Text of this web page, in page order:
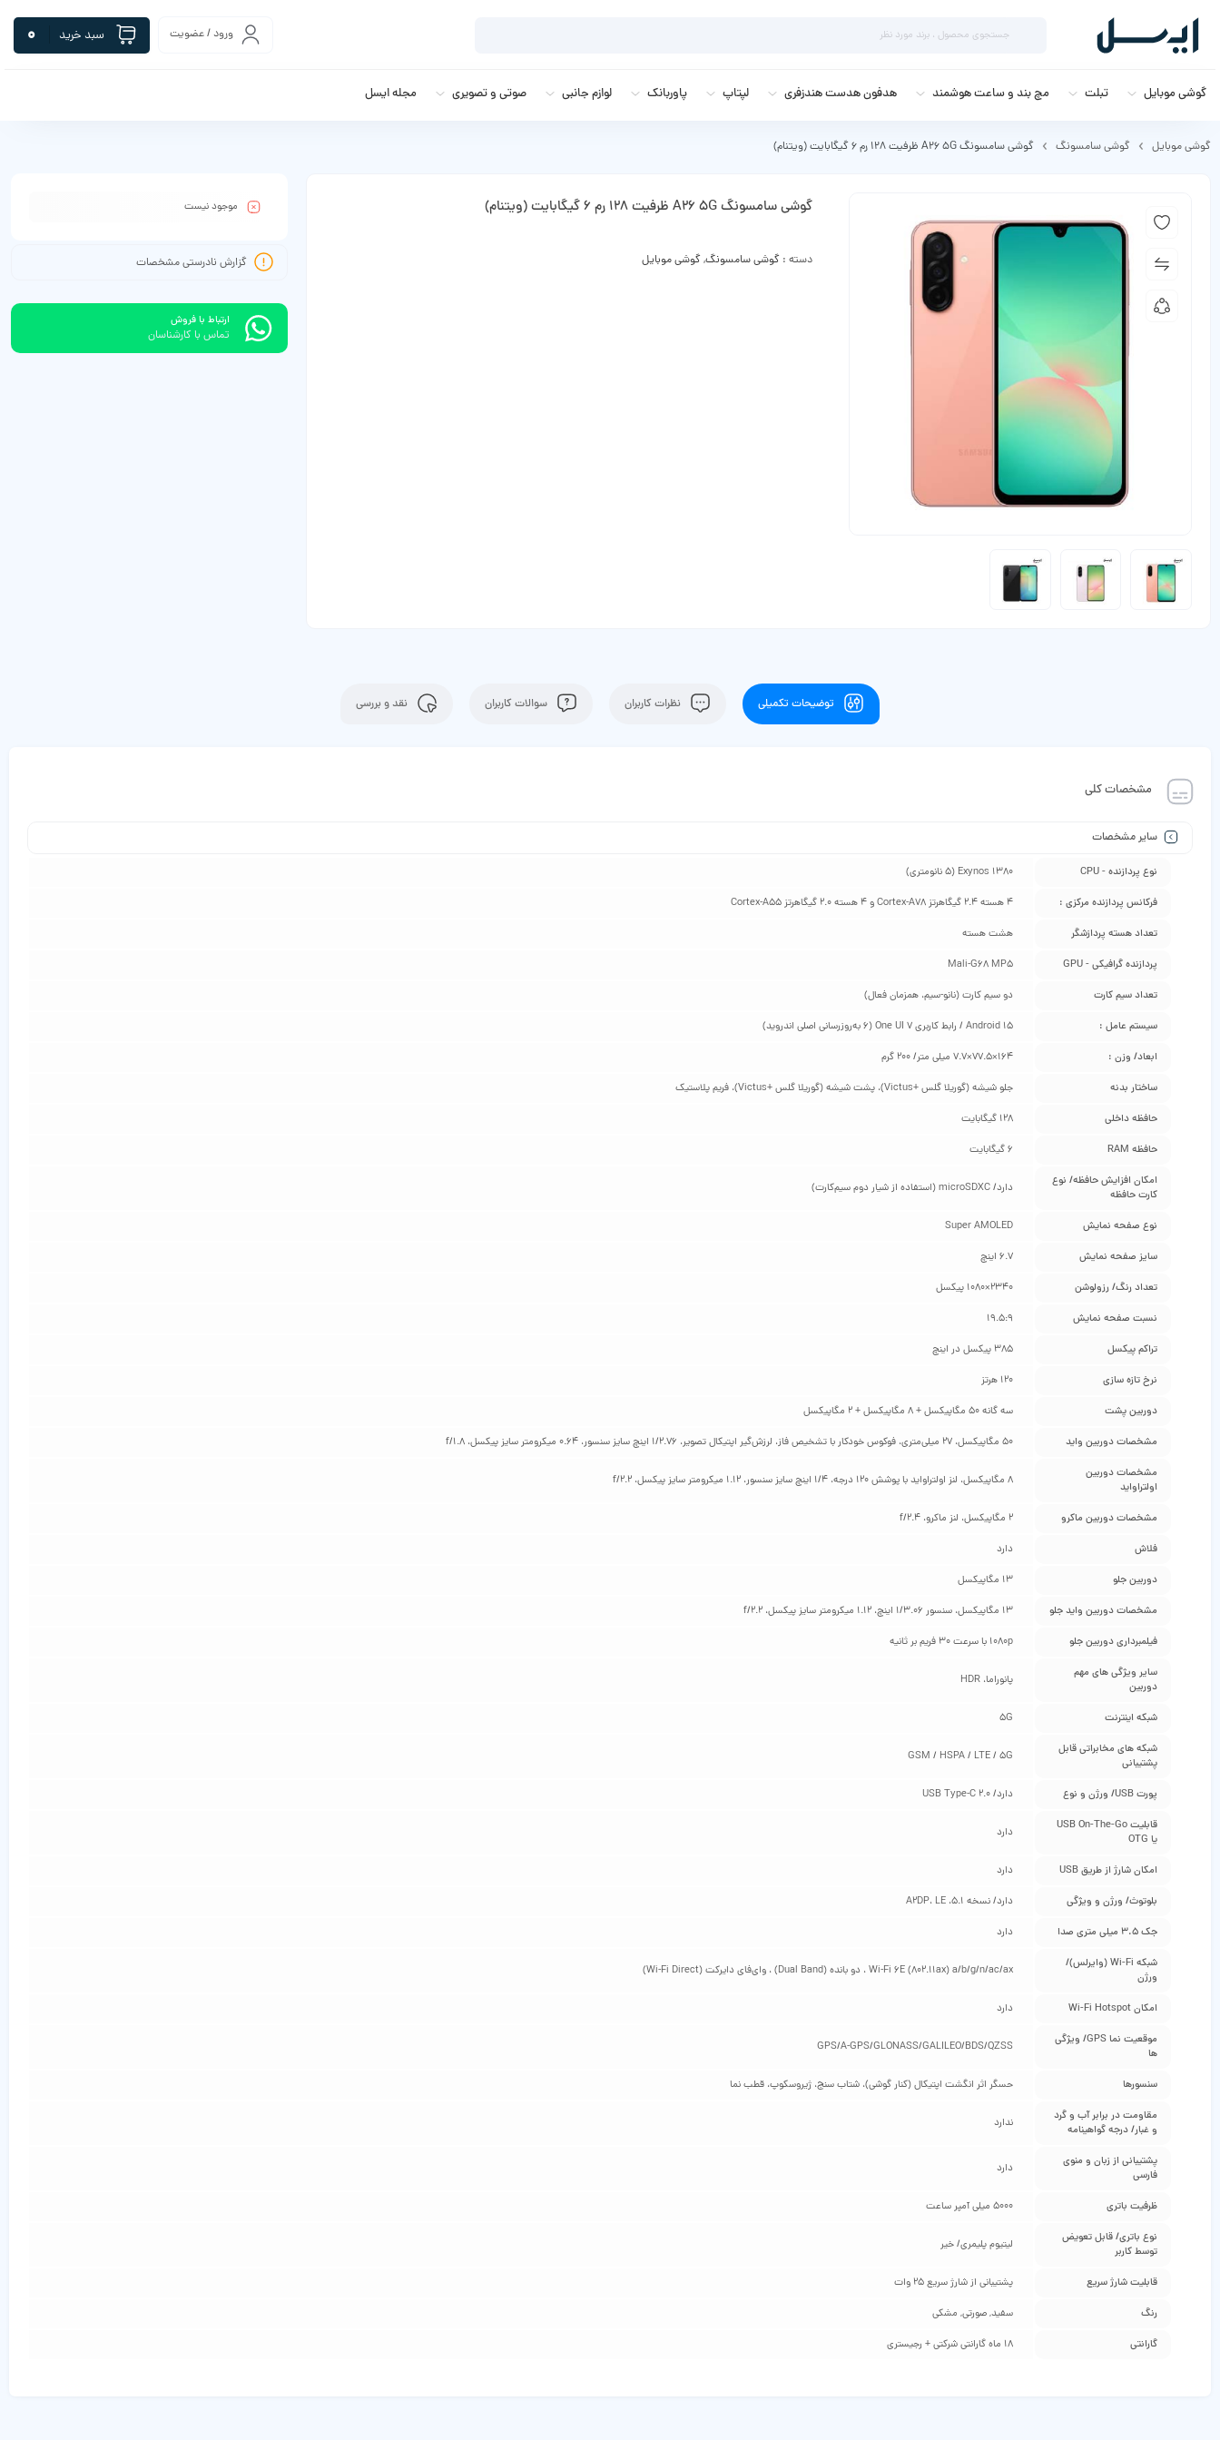
ورود / عضویت سبد خرید 0
گوشی موبایل تبلت مچ بند و ساعت هوشمند هدفون هدست هندزفری لپتاپ پاوربانک لوازم جانبی صوتی و تصویری مجله ایسل
گوشی موبایل گوشی سامسونگ گوشی سامسونگ A26 5G ظرفیت 128 رم 6 گیگابایت (ویتنام)
گوشی سامسونگ A26 5G ظرفیت 128 رم 6 گیگابایت (ویتنام)
دسته : گوشی سامسونگ,گوشی موبایل
موجود نیست
گزارش نادرستی مشخصات
ارتباط با فروش
تماس با کارشناسان
توضیحات تکمیلی نظرات کاربران سوالات کاربران نقد و بررسی
مشخصات کلی
سایر مشخصات
نوع پردازنده - CPU Exynos 1380 (5 نانومتری)
فرکانس پردازنده مرکزی : 4 هسته 2.4 گیگاهرتز Cortex-A78 و 4 هسته 2.0 گیگاهرتز Cortex-A55
تعداد هسته پردازشگر هشت هسته
پردازنده گرافیکی - GPU Mali-G68 MP5
تعداد سیم کارت دو سیم‌ کارت (نانو-سیم، همزمان فعال)
سیستم عامل : Android 15 / رابط کاربری One UI 7 (6 به‌روزرسانی اصلی اندروید)
ابعاد/ وزن : 164×77.5×7.7 میلی متر/ 200 گرم
ساختار بدنه جلو شیشه (گوریلا گلس +Victus)، پشت شیشه (گوریلا گلس +Victus)، فریم پلاستیک
حافظه داخلی 128 گیگابایت
حافظه RAM 6 گیگابایت
امکان افزایش حافظه/ نوع
کارت حافظه
دارد/ microSDXC (استفاده‌ از شیار دوم سیم‌کارت)
نوع صفحه نمایش Super AMOLED
سایز صفحه نمایش 6.7 اینچ
تعداد رنگ/ رزولوشن 2340×1080 پیکسل
نسبت صفحه نمایش 19.5:9
تراکم پیکسل 385 پیکسل در اینچ
نرخ تازه‌ سازی 120 هرتز
دوربین پشت سه گانه 50 مگاپیکسل + 8 مگاپیکسل + 2 مگاپیکسل
مشخصات دوربین واید 50 مگاپیکسل، 27 میلی‌متری، فوکوس خودکار با تشخیص فاز، لرزش‌گیر اپتیکال تصویر، 1/2.76 اینچ سایز سنسور، 0.64 میکرومتر سایز پیکسل، f/1.8
مشخصات دوربین
اولتراواید
8 مگاپیکسل، لنز اولتراواید با پوشش 120 درجه، 1/4 اینچ سایز سنسور، 1.12 میکرومتر سایز پیکسل، f/2.2
مشخصات دوربین ماکرو 2 مگاپیکسل، لنز ماکرو، f/2.4
فلاش دارد
دوربین جلو 13 مگاپیکسل
مشخصات دوربین واید جلو 13 مگاپیکسل، سنسور 1/3.06 اینچ، 1.12 میکرومتر سایز پیکسل، f/2.2
فیلمبرداری دوربین جلو 1080p با سرعت 30 فریم بر ثانیه
سایر ویژگی‌ های مهم
دوربین
پانوراما، HDR
شبکه اینترنت 5G
شبکه‌ های مخابراتی قابل
پشتیبانی
GSM / HSPA / LTE / 5G
پورت USB/ ورژن و نوع دارد/ USB Type-C 2.0
قابلیت USB On-The-Go
یا OTG
دارد
امکان شارژ از طریق USB دارد
بلوتوث/ ورژن و ویژگی دارد/ نسخه 5.1، A2DP، LE
جک 3.5 میلی متری صدا دارد
شبکه Wi-Fi (وایرلس)/
ورژن
Wi-Fi 6E (802.11ax) a/b/g/n/ac/ax ، دو بانده (Dual Band) ، وای‌فای دایرکت (Wi-Fi Direct)
امکان Wi-Fi Hotspot دارد
موقعیت‌ نما GPS/ ویژگی‌
ها
GPS/A-GPS/GLONASS/GALILEO/BDS/QZSS
سنسورها حسگر اثر انگشت اپتیکال (کنار گوشی)، شتاب‌ سنج، ژیروسکوپ، قطب‌ نما
مقاومت در برابر آب و گرد
و غبار/ درجه گواهینامه
ندارد
پشتیبانی از زبان و منوی
فارسی
دارد
ظرفیت باتری 5000 میلی آمپر ساعت
نوع باتری/ قابل تعویض
توسط کاربر
لیتیوم پلیمری/ خیر
قابلیت شارژ سریع پشتیبانی از شارژ سریع 25 وات
رنگ سفید, صورتی, مشکی
گارانتی 18 ماه گارانتی شرکتی + رجیستری